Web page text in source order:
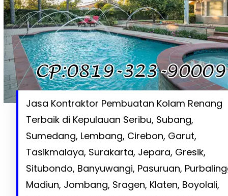
Jasa Kontraktor Pembuatan Kolam Renang
Terbaik di Kepulauan Seribu, Subang,
Sumedang, Lembang, Cirebon, Garut,
Tasikmalaya, Surakarta, Jepara, Gresik,
Situbondo, Banyuwangi, Pasuruan,
Madiun, Jombang, Sragen, Klaten, Boyolali,